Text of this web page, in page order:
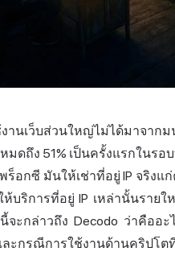
านเว็บส่วนใหญ่ไม่ได้มาจ
มดถึง 51% เป็นครั้งแรกในรอ
พร็อกซี มันให้เช่าที่อยู่ IP จริง
ห้บริการที่อยู่ IP เหล่านั้นรา
จะกล่าวถึง Decodo ว่าคืออ
ละกรณีการใช้งานด้านคริปโต